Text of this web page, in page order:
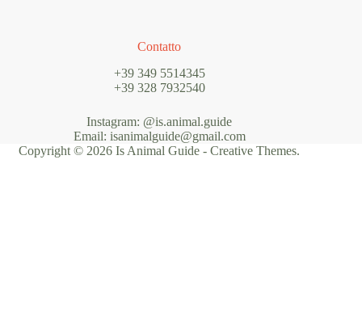
Contatto
+39 349 5514345
+39 328 7932540
Instagram: @is.animal.guide
Email: isanimalguide@gmail.com
Copyright © 2026 Is Animal Guide -Creative Themes.